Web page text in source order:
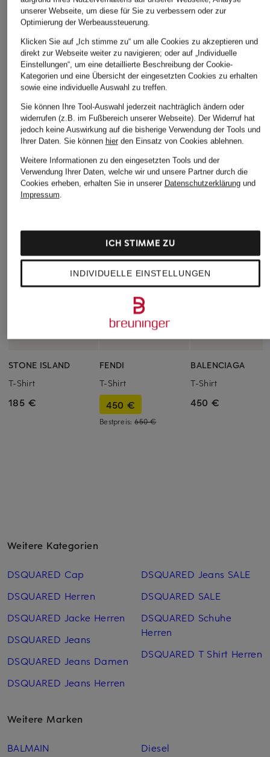
STONE ISLAND
T-Shirt
185 €
FENDI
T-Shirt
450 €
Bestpreis:650 €
BALENCIAGA
T-Shirt
450 €
Weitere Kategorien
DSQUARED Cap
DSQUARED Herren
DSQUARED Jacke Herren
DSQUARED Jeans
DSQUARED Jeans Damen
DSQUARED Jeans Herren
DSQUARED Jeans SALE
DSQUARED SALE
DSQUARED Schuhe
Herren
DSQUARED T Shirt Herren
Weitere Marken
BALMAIN
Diesel
unserer Webseite, um diese für Sie zu verbessern oder zur
Optimierung der Werbeaussteuerung.
Klicken Sie auf „Ich stimme zu“ um alle Cookies zu akzeptieren und
direkt zur Webseite weiter zu navigieren; oder auf „Individuelle
Einstellungen“, um eine detaillierte Beschreibung der Cookie-
Kategorien und eine Übersicht der eingesetzten Cookies zu erhalten
sowie eine individuelle Auswahl zu treffen.
Sie können Ihre Tool-Auswahl jederzeit nachträglich ändern oder
widerrufen (z.B. im Fußbereich unserer Webseite). Der Widerruf hat
jedoch keine Auswirkung auf die bisherige Verwendung der Tools und
Ihrer Daten. Sie können hierden Einsatz von Cookies ablehnen.
Weitere Informationen zu den eingesetzten Tools und der
Verwendung Ihrer Daten, welche wir und unsere Partner durch die
Cookies erheben, erhalten Sie in unserer Datenschutzerklärungund
Impressum.
INDIVIDUELLE EINSTELLUNGEN
ICH STIMME ZU